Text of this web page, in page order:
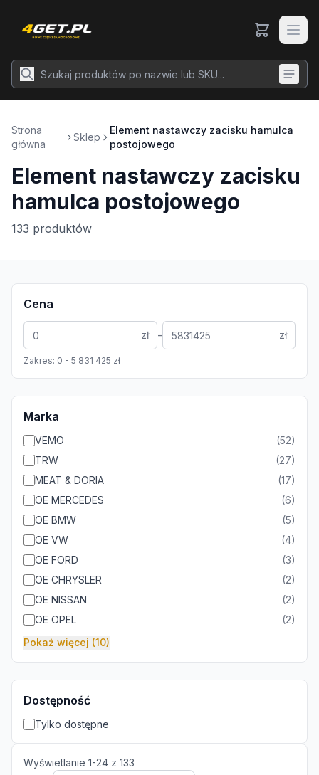
Strona
główna
Sklep
Element nastawczy zacisku hamulca
postojowego
Element nastawczy zacisku
hamulca postojowego
133 produktów
Cena
zł - zł
Zakres: 0 - 5 831 425 zł
Marka
VEMO (52)
TRW
(27)
MEAT & DORIA
(17)
OE MERCEDES
(6)
OE BMW
(5)
OE VW
(4)
OE FORD
(3)
OE CHRYSLER
(2)
OE NISSAN
(2)
OE OPEL
(2)
Pokaż więcej (10)
Dostępność
Tylko dostępne
Wyświetlanie 1-24 z 133